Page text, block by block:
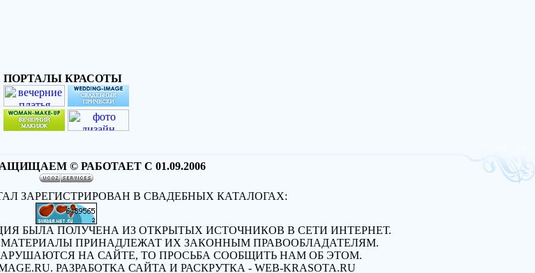
ПОРТАЛЫ КРАСОТЫ
© РАБОТАЕТ С 01.09.2006
ЗАРЕГИСТРИРОВАН В СВАДЕБНЫХ КАТАЛОГАХ:
БЫЛА ПОЛУЧЕНА ИЗ ОТКРЫТЫХ ИСТОЧНИКОВ В СЕТИ ИНТЕРНЕТ.
ПРИНАДЛЕЖАТ ИХ ЗАКОННЫМ ПРАВООБЛАДАТЕЛЯМ.
НА САЙТЕ, ТО ПРОСЬБА СООБЩИТЬ НАМ ОБ ЭТОМ.
РАЗРАБОТКА САЙТА И РАСКРУТКА - WEB-KRASOTA.RU